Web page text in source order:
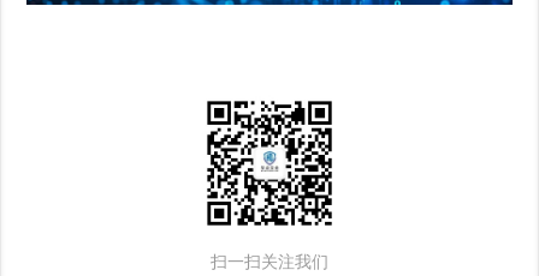
扫一扫关注我们